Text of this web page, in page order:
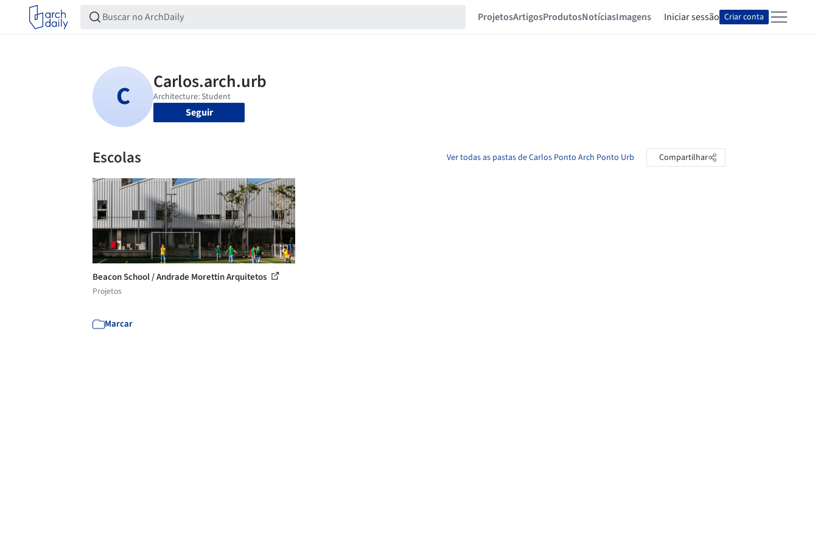
ProjetosArtigosProdutosNotíciasImagens Iniciar sessão Criar conta
Seguir
Escolas Ver todas as pastas de Carlos Ponto Arch Ponto Urb Compartilhar
Beacon School / Andrade Morettin Arquitetos
Projetos
Marcar